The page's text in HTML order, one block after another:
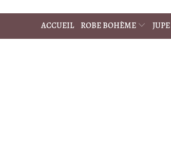
ACCUEIL ROBE BOHÈME